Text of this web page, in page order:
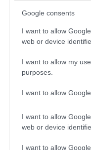
Google consents
I want to allow
web or device
I want to allow my
purposes.
I want to allow
I want to allow
web or device
I want to allow
visoke razine